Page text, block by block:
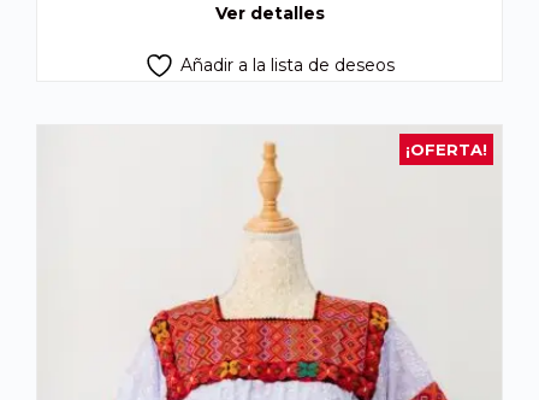
Ver detalles
Añadir a la lista de deseos
¡OFERTA!